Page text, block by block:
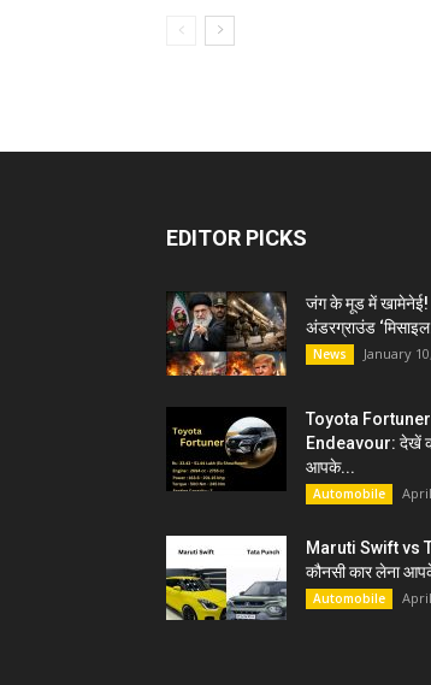
EDITOR PICKS
जंग के मूड में खामेनेई!
अंडरग्राउंड
News January
Toyota
Endeavour: देखें
आपके...
Automobile
Maruti Swift vs
कौनसी कार लेना
Automobile